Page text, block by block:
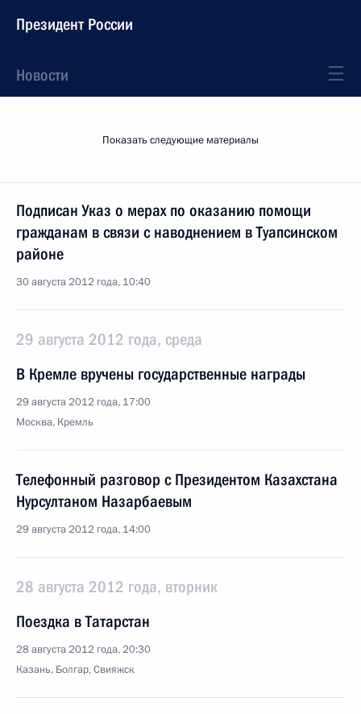
Президент России
Новости
Показать следующие материалы
Подписан Указ о мерах по оказанию помощи
гражданам в связи с наводнением в Туапсинском
районе
30 августа 2012 года, 10:40
29 августа 2012 года, среда
В Кремле вручены государственные награды
29 августа 2012 года, 17:00
Москва, Кремль
Телефонный разговор с Президентом Казахстана
Нурсултаном Назарбаевым
29 августа 2012 года, 14:00
28 августа 2012 года, вторник
Поездка в Татарстан
28 августа 2012 года, 20:30
Казань, Болгар, Свияжск